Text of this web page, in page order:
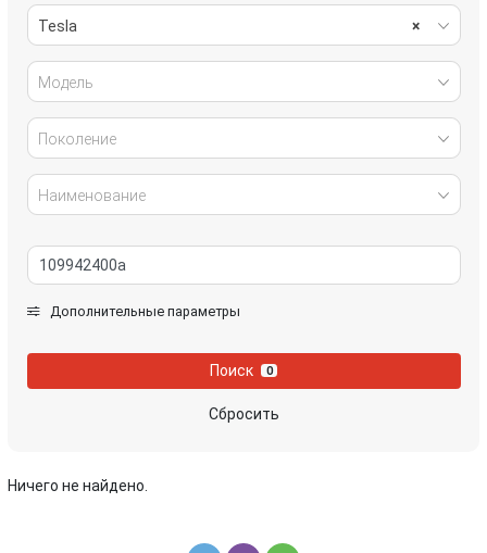
×
Tesla
Модель
Поколение
Наименование
Дополнительные параметры
Поиск 0
Сбросить
Ничего не найдено.